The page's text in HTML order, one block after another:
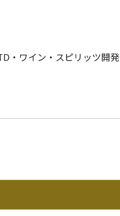
・ワイン・スピリッツ開発